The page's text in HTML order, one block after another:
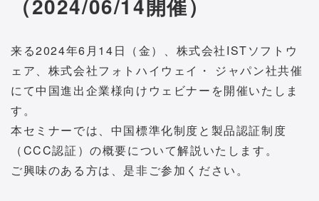
来る2024年6月14日（金）、株式会社ISTソフトウ
ェア、株式会社フォトハイウェイ・ ジャパン社共催
にて中国進出企業様向けウェビナーを開催いたしま
す。
本セミナーでは、中国標準化制度と製品認証制度
（CCC認証）の概要について解説いたします。
ご興味のある方は、是非ご参加ください。